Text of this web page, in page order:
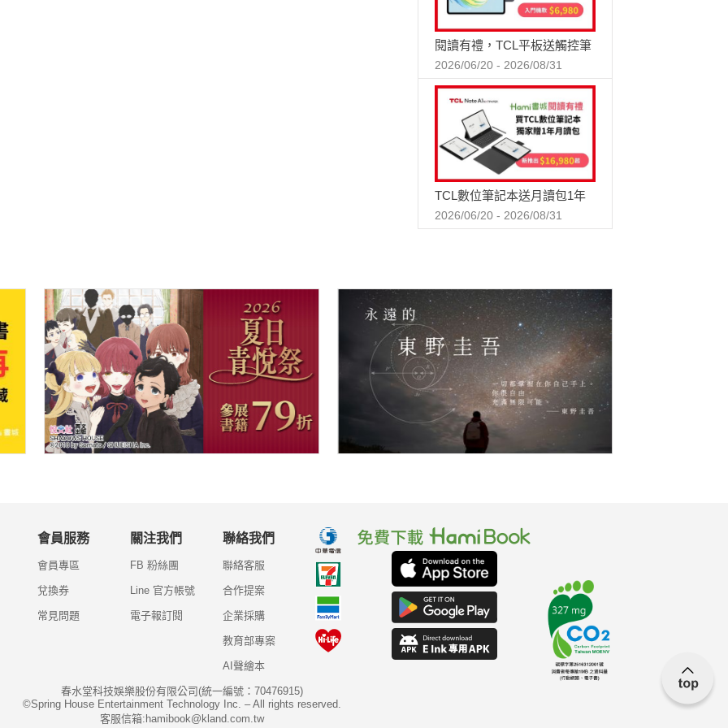
閱讀有禮，TCL平板送觸控筆
2026/06/20 - 2026/08/31
TCL數位筆記本送月讀包1年
2026/06/20 - 2026/08/31
會員服務
會員專區
兌換券
常見問題
關注我們
FB 粉絲團
Line 官方帳號
電子報訂閱
聯絡我們
聯絡客服
合作提案
企業採購
教育部專案
AI聲繪本
春水堂科技娛樂股份有限公司(統一編號：70476915)
©Spring House Entertainment Technology Inc. – All rights reserved.
客服信箱:hamibook@kland.com.tw